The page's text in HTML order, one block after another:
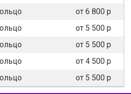
от 6 800 р
от 5 500 р
от 5 500 р
от 4 500 р
от 5 500 р